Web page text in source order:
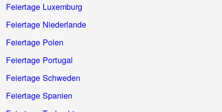
Feiertage Luxemburg
Feiertage Niederlande
Feiertage Polen
Feiertage Portugal
Feiertage Schweden
Feiertage Spanien